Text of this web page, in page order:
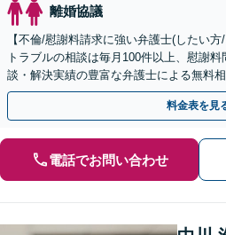
離婚協議
【不倫/慰謝料請求に強い弁護士(したい
トラブルの相談は毎月100件以上、慰謝
談・解決実績の豊富な弁護士による無料
倫相談は初回0円】【全国対応】
料金表を見
電話でお問い合わせ